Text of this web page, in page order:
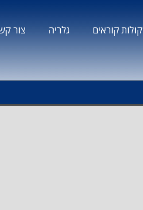
קולות קוראים גלריה צור